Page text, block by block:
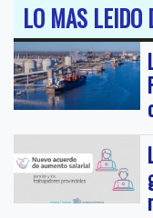
LO MAS